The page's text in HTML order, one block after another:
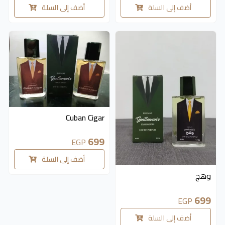
أضف إلى السلة أضف إلى السلة
وهج
699
EGP
أضف إلى السلة
Cuban Cigar
699
EGP
أضف إلى السلة